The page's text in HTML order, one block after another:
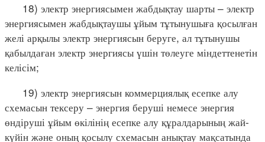
18) электр энергиясымен жабдықтау шарты – электр
энергиясымен жабдықтаушы ұйым тұтынушыға қосылған
желі арқылы электр энергиясын беруге, ал тұтынушы
қабылдаған электр энергиясы үшін төлеуге міндеттенетін
келісім;
19) электр энергиясын коммерциялық есепке алу
схемасын тексеру – энергия беруші немесе энергия
өндіруші ұйым өкілінің есепке алу құралдарының жай-
күйін және оның қосылу схемасын анықтау мақсатында